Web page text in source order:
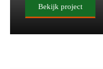
Bekijk project